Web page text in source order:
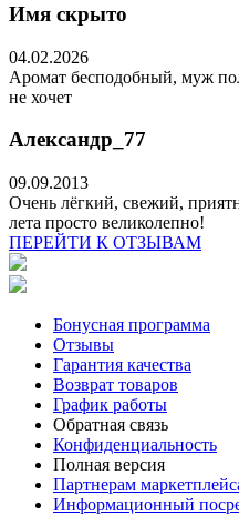
Имя скрыто
04.02.2026
Аромат бесподобный, муж
не хочет
Александр_77
09.09.2013
Очень лёгкий, свежий,
лета просто великолепно!
ПЕРЕЙТИ К ОТЗЫВАМ
Бонусная программа
Отзывы
Гарантия качества
Возврат товаров
График работы
Обратная связь
Конфиденциальность
Полная версия
Партнерам
Информационный